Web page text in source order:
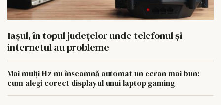
Iașul, în topul județelor unde telefonul și
internetul au probleme
Mai mulți Hz nu înseamnă automat un ecran mai bun:
cum alegi corect displayul unui laptop gaming